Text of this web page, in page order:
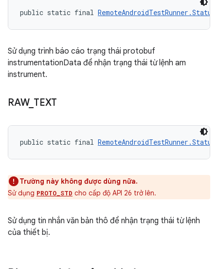
public static final
Sử dụng trình báo cáo trạng thái protobuf
instrumentationData để nhận trạng thái từ lệnh am
instrument.
RAW_ TEXT
public static final
Trường này không được dùng nữa.
Sử dụng PROTO_STD cho cấp độ API 26 trở lên.
Sử dụng tin nhắn văn bản thô để nhận trạng thái từ lệnh
của thiết bị.